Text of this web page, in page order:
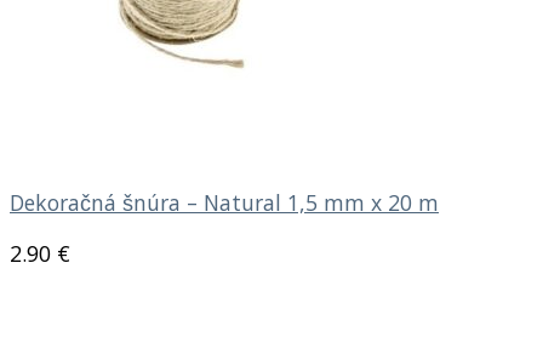
Dekoračná šnúra – Natural 1,5 mm x 20 m
2.90 €